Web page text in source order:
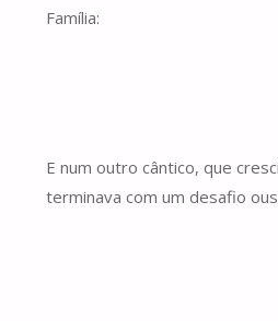
Família:
E num outro cântico, que
terminava com um desafio